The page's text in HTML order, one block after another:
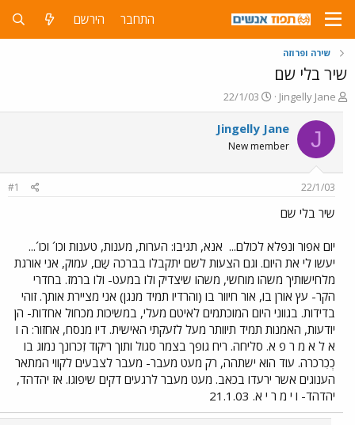
התחבר הירשם
שירה ופרוזה
שיר בלי שם
פ
ו
ת
ח
ה
ש
א
Jingelly Jane
פ
ו
ר
ס
ם
ך
22/1/03
J
Jingelly Jane
New member
22/1/03
#1
שיר בלי שם
יום אפור ונפלא לכולם... אנא, תגיבו: הערות, מענות, טענות וכו´ וכו´...
יעשו לי את היום. וגם הצעות לשם יתקבלו בברכה שַם, עמוק, אני אורגת
מלחישותיך משהו מוחשי, משהו שיצדיק ולו במעט- ולו ברמז. בחדרי
הקר- עץ אורן בו, אור חיוור בו (והרדיו תמיד מנגן) אני מציירת אותך. זוהי
בדידות. בגווני היום המוכתמים לאיטם מעלי, במשיכות מכחול אחדות- הן
יודעות, האמנות תמיד תיוותר מעל לזעקתי האישית. דיו מנסח, אחזור: ה ו
א ל א מ ר פ א. סליחה. ריח גופך בצמר סגול ותוך ריקוד זִכרונך נמוג בו
כְכִרכרה. עוד הוא ישתהה, רק מעט מעבר- מעבר לצבעים לקווי המתאר
הענוגים אשר ירעדו בכאב. מעט מעבר לרגעים דקים שיפוגו. אז יהדהד,
יהדהד- ו י מ ר י א. 21.1.03